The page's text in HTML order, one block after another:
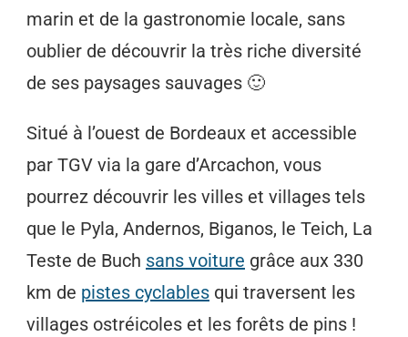
marin et de la gastronomie locale, sans
oublier de découvrir la très riche diversité
de ses paysages sauvages 🙂
Situé à l’ouest de Bordeaux et accessible
par TGV via la gare d’Arcachon, vous
pourrez découvrir les villes et villages tels
que le Pyla, Andernos, Biganos, le Teich, La
Teste de Buch sans voiture grâce aux 330
km de pistes cyclables qui traversent les
villages ostréicoles et les forêts de pins !